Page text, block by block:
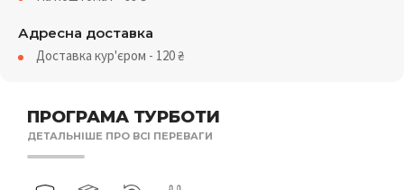
ПРОГРАМА ТУРБОТИ
ДЕТАЛЬНІШЕ ПРО ВСІ ПЕРЕВАГИ
Адресна доставка
Доставка кур'єром - 120₴